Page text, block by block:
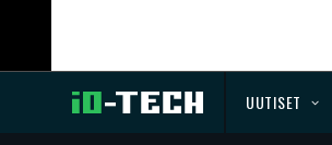
UUTISET